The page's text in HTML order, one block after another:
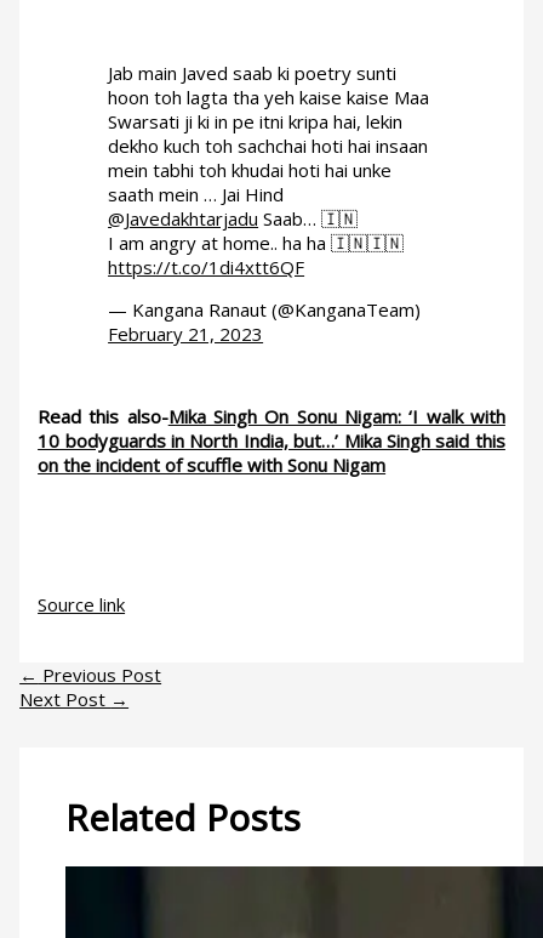
Jab main Javed saab ki poetry sunti
hoon toh lagta tha yeh kaise kaise Maa
Swarsati ji ki in pe itni kripa hai, lekin
dekho kuch toh sachchai hoti hai insaan
mein tabhi toh khudai hoti hai unke
saath mein … Jai Hind
@Javedakhtarjadu Saab… 🇮🇳
I am angry at home.. ha ha 🇮🇳🇮🇳
https://t.co/1di4xtt6QF
— Kangana Ranaut (@KanganaTeam)
February 21, 2023
Read this also-Mika Singh On Sonu Nigam: ‘I walk with
10 bodyguards in North India, but…’ Mika Singh said this
on the incident of scuffle with Sonu Nigam
Source link
← Previous Post
Next Post →
Related Posts